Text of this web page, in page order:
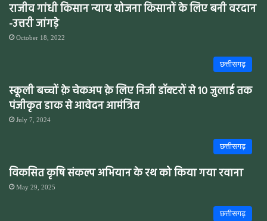
राजीव गांधी किसान न्याय योजना किसानों के लिए बनी वरदान
-उत्तरी जांगड़े
October 18, 2022
छत्तीसगढ़
स्कूली बच्चों क़े चेकअप क़े लिए निजी डॉक्टरों से 10 जुलाई तक
पंजीकृत डाक से आवेदन आमंत्रित
July 7, 2024
छत्तीसगढ़
विकसित कृषि संकल्प अभियान के रथ को किया गया रवाना
May 29, 2025
छत्तीसगढ़